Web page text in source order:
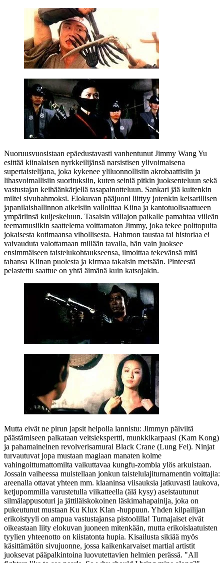
Nuoruusvuosistaan epäedustavasti vanhentunut Jimmy Wang Yu
esittää kiinalaisen nyrkkeilijänsä narsistisen ylivoimaisena
supertaistelijana, joka kykenee yliluonnollisiin akrobaattisiin ja
lihasvoimallisiin suorituksiin, kuten seiniä pitkin juoksenteluun sekä
vastustajan keihäänkärjellä tasapainotteluun. Sankari jää kuitenkin
miltei sivuhahmoksi. Elokuvan pääjuoni liittyy jotenkin keisarillisen
japanilaishallinnon aikeisiin valloittaa Kiina ja kantotuolisaattueen
ympäriinsä kuljeskeluun. Tasaisin väliajon paikalle pamahtaa viileän
teemamusiikin saattelema voittamaton Jimmy, joka tekee polttopuita
jokaisesta kotimaansa vihollisesta. Hahmon taustaa tai historiaa ei
vaivauduta valottamaan millään tavalla, hän vain juoksee
ensimmäiseen taistelukohtaukseensa, ilmoittaa tekevänsä mitä
tahansa Kiinan puolesta ja kirmaa takaisin metsään. Pinteestä
pelastettu saattue on yhtä äimänä kuin katsojakin.
Mutta eivät ne pirun japsit helpolla lannistu: Jimmyn päiviltä
päästämiseen palkataan veitsiekspertti, munkkikarpaasi (Kam Kong)
ja pahamaineinen revolverisamurai Black Crane (Lung Fei). Ninjat
turvautuvat jopa mustaan magiaan manaten kolme
vahingoittumattomilta vaikuttavaa kungfu-zombia ylös arkuistaan.
Jossain vaiheessa muistellaan jonkun taistelulajiturnamentin voittajia:
areenalla ottavat yhteen mm. klaaninsa viisauksia jatkuvasti laukova,
ketjupommilla varustetulla viikatteella (älä kysy) aseistautunut
silmälappusoturi ja jättiläiskokoinen läskimahapainija, joka on
pukeutunut mustaan Ku Klux Klan ‑huppuun. Yhden kilpailijan
erikoistyyli on ampua vastustajansa pistoolilla! Turnajaiset eivät
oikeastaan liity elokuvan juoneen mitenkään, mutta erikoislaatuisten
tyylien yhteenotto on kiistatonta hupia. Kisailusta sikiää myös
käsittämätön sivujuonne, jossa kaikenkarvaiset martial artistit
juoksevat pääpalkintoina luovutettavien helmien perässä. "All